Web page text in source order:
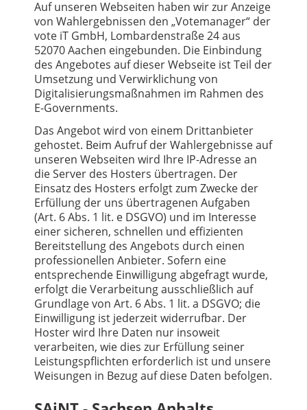
Auf unseren Webseiten haben wir zur Anzeige
von Wahlergebnissen den „Votemanager“ der
vote iT GmbH, Lombardenstraße 24 aus
52070 Aachen eingebunden. Die Einbindung
des Angebotes auf dieser Webseite ist Teil der
Umsetzung und Verwirklichung von
Digitalisierungsmaßnahmen im Rahmen des
E-Governments.
Das Angebot wird von einem Drittanbieter
gehostet. Beim Aufruf der Wahlergebnisse auf
unseren Webseiten wird Ihre IP-Adresse an
die Server des Hosters übertragen. Der
Einsatz des Hosters erfolgt zum Zwecke der
Erfüllung der uns übertragenen Aufgaben
(Art. 6 Abs. 1 lit. e DSGVO) und im Interesse
einer sicheren, schnellen und effizienten
Bereitstellung des Angebots durch einen
professionellen Anbieter. Sofern eine
entsprechende Einwilligung abgefragt wurde,
erfolgt die Verarbeitung ausschließlich auf
Grundlage von Art. 6 Abs. 1 lit. a DSGVO; die
Einwilligung ist jederzeit widerrufbar. Der
Hoster wird Ihre Daten nur insoweit
verarbeiten, wie dies zur Erfüllung seiner
Leistungspflichten erforderlich ist und unsere
Weisungen in Bezug auf diese Daten befolgen.